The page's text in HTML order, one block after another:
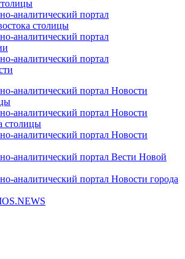
аналитический портал
столицы
аналитический портал
аналитический портал
аналитический портал Новости
аналитический портал Новости
столицы
аналитический портал Новости
аналитический портал Вести Новой
аналитический портал Новости города